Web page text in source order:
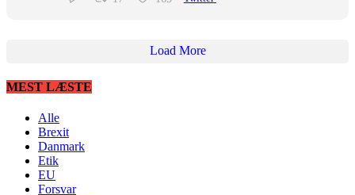
Load More
MEST LÆSTE
Alle
Brexit
Danmark
Etik
EU
Forsvar